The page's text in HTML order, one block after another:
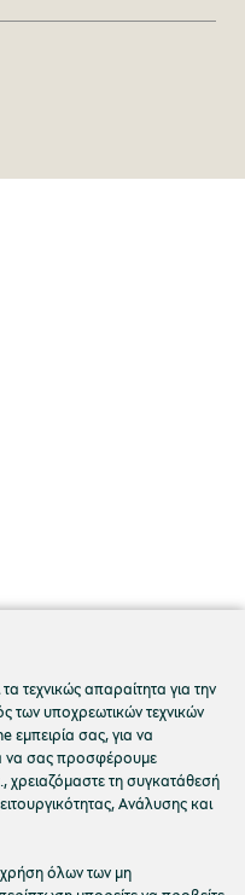
τεχνικώς απαραίτητα για την
των υποχρεωτικών τεχνικών
εμπειρία σας, για να
να σας προσφέρουμε
τη συγκατάθεσή
Ανάλυσης και
όλων των μη